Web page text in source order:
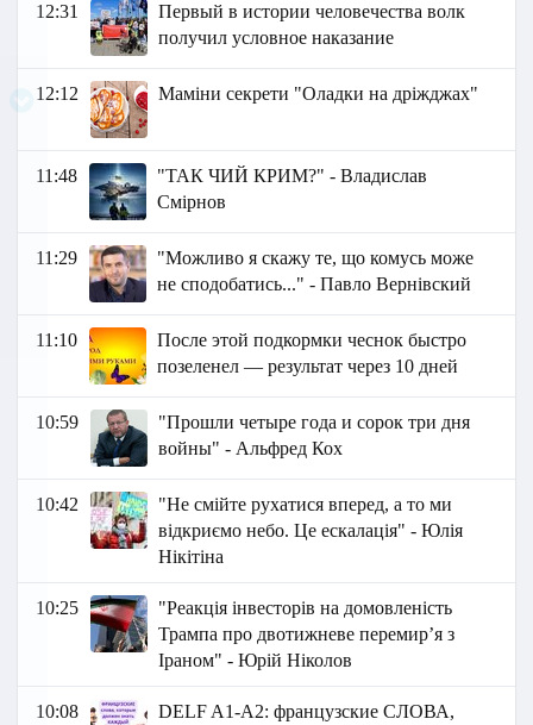
12:31
Первый в истории человечества волк
получил условное наказание
12:12 Маміни секрети "Оладки на дріжджах"
11:48
"ТАК ЧИЙ КРИМ?" - Владислав
Смірнов
11:29
"Можливо я скажу те, що комусь може
не сподобатись..." - Павло Вернівский
11:10
После этой подкормки чеснок быстро
позеленел — результат через 10 дней
10:59
"Прошли четыре года и сорок три дня
войны" - Альфред Кох
10:42
"Не смійте рухатися вперед, а то ми
відкриємо небо. Це ескалація" - Юлія
Нікітіна
10:25
"Реакція інвесторів на домовленість
Трампа про двотижневе перемир’я з
Іраном" - Юрій Ніколов
10:08
DELF A1-A2: французские СЛОВА,